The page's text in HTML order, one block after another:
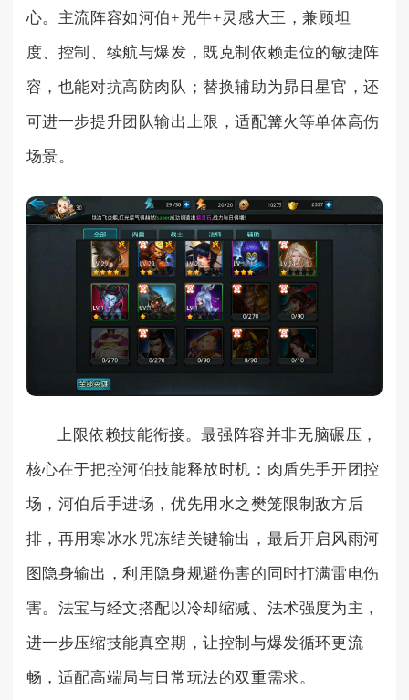
心。主流阵容如河伯+兕牛+灵感大王，兼顾坦
度、控制、续航与爆发，既克制依赖走位的敏捷阵
容，也能对抗高防肉队；替换辅助为昴日星官，还
可进一步提升团队输出上限，适配篝火等单体高伤
场景。
上限依赖技能衔接。最强阵容并非无脑碾压，
核心在于把控河伯技能释放时机：肉盾先手开团控
场，河伯后手进场，优先用水之樊笼限制敌方后
排，再用寒冰水咒冻结关键输出，最后开启风雨河
图隐身输出，利用隐身规避伤害的同时打满雷电伤
害。法宝与经文搭配以冷却缩减、法术强度为主，
进一步压缩技能真空期，让控制与爆发循环更流
畅，适配高端局与日常玩法的双重需求。